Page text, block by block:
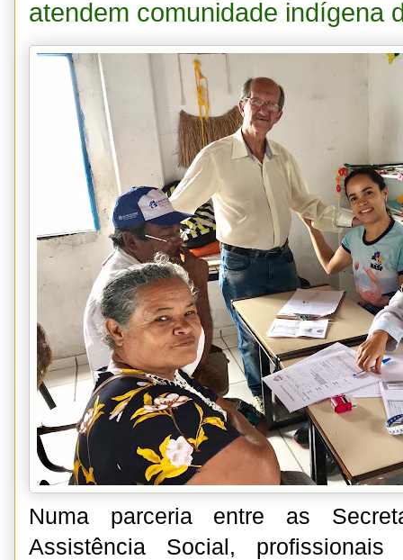
atendem comunidade indígena
Numa parceria entre as
Assistência Social,